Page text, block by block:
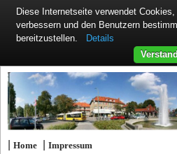
|Home |Impressum
Diese Internetseite verwendet
verbessern und den Benutzern
bereitzustellen.
Details